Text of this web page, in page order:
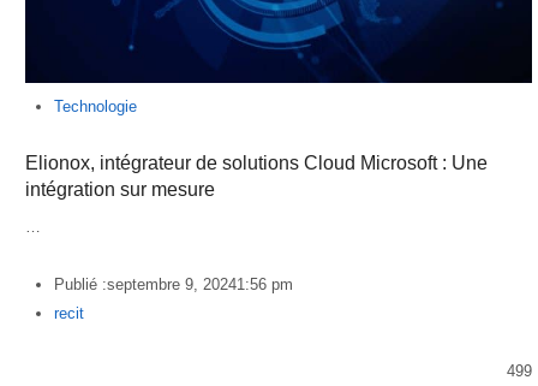
Technologie
Elionox, intégrateur de solutions Cloud Microsoft : Une
intégration sur mesure
Publié :septembre 9, 20241:56 pm
Author
recit
499